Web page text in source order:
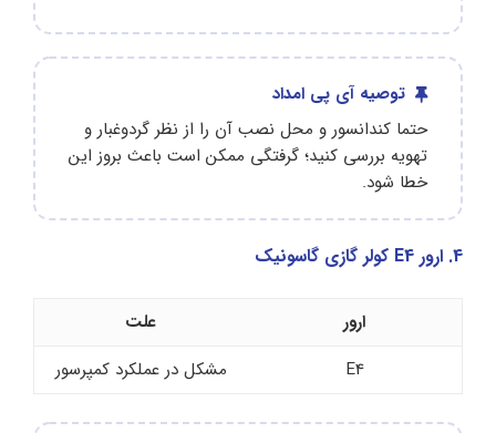
توصیه آی پی امداد
حتما کندانسور و محل نصب آن را از نظر گردوغبار و
تهویه بررسی کنید؛ گرفتگی ممکن است باعث بروز این
خطا شود.
4. ارور E4 کولر گازی گاسونیک
ارور
علت
E4
مشکل در عملکرد کمپرسور